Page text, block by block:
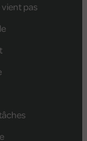
pas